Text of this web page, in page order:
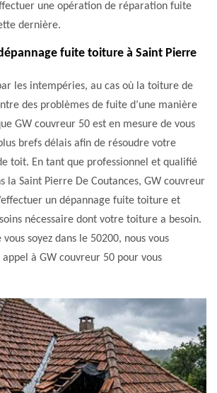
une opération de réparation fuite
dernière.
fuite toiture à Saint Pierre
les intempéries, au cas où la toiture de
des problèmes de fuite d’une manière
GW couvreur 50 est en mesure de vous
brefs délais afin de résoudre votre
toit. En tant que professionnel et qualifié
la Saint Pierre De Coutances, GW couvreur
un dépannage fuite toiture et
nécessaire dont votre toiture a besoin.
vous soyez dans le 50200, nous vous
à GW couvreur 50 pour vous